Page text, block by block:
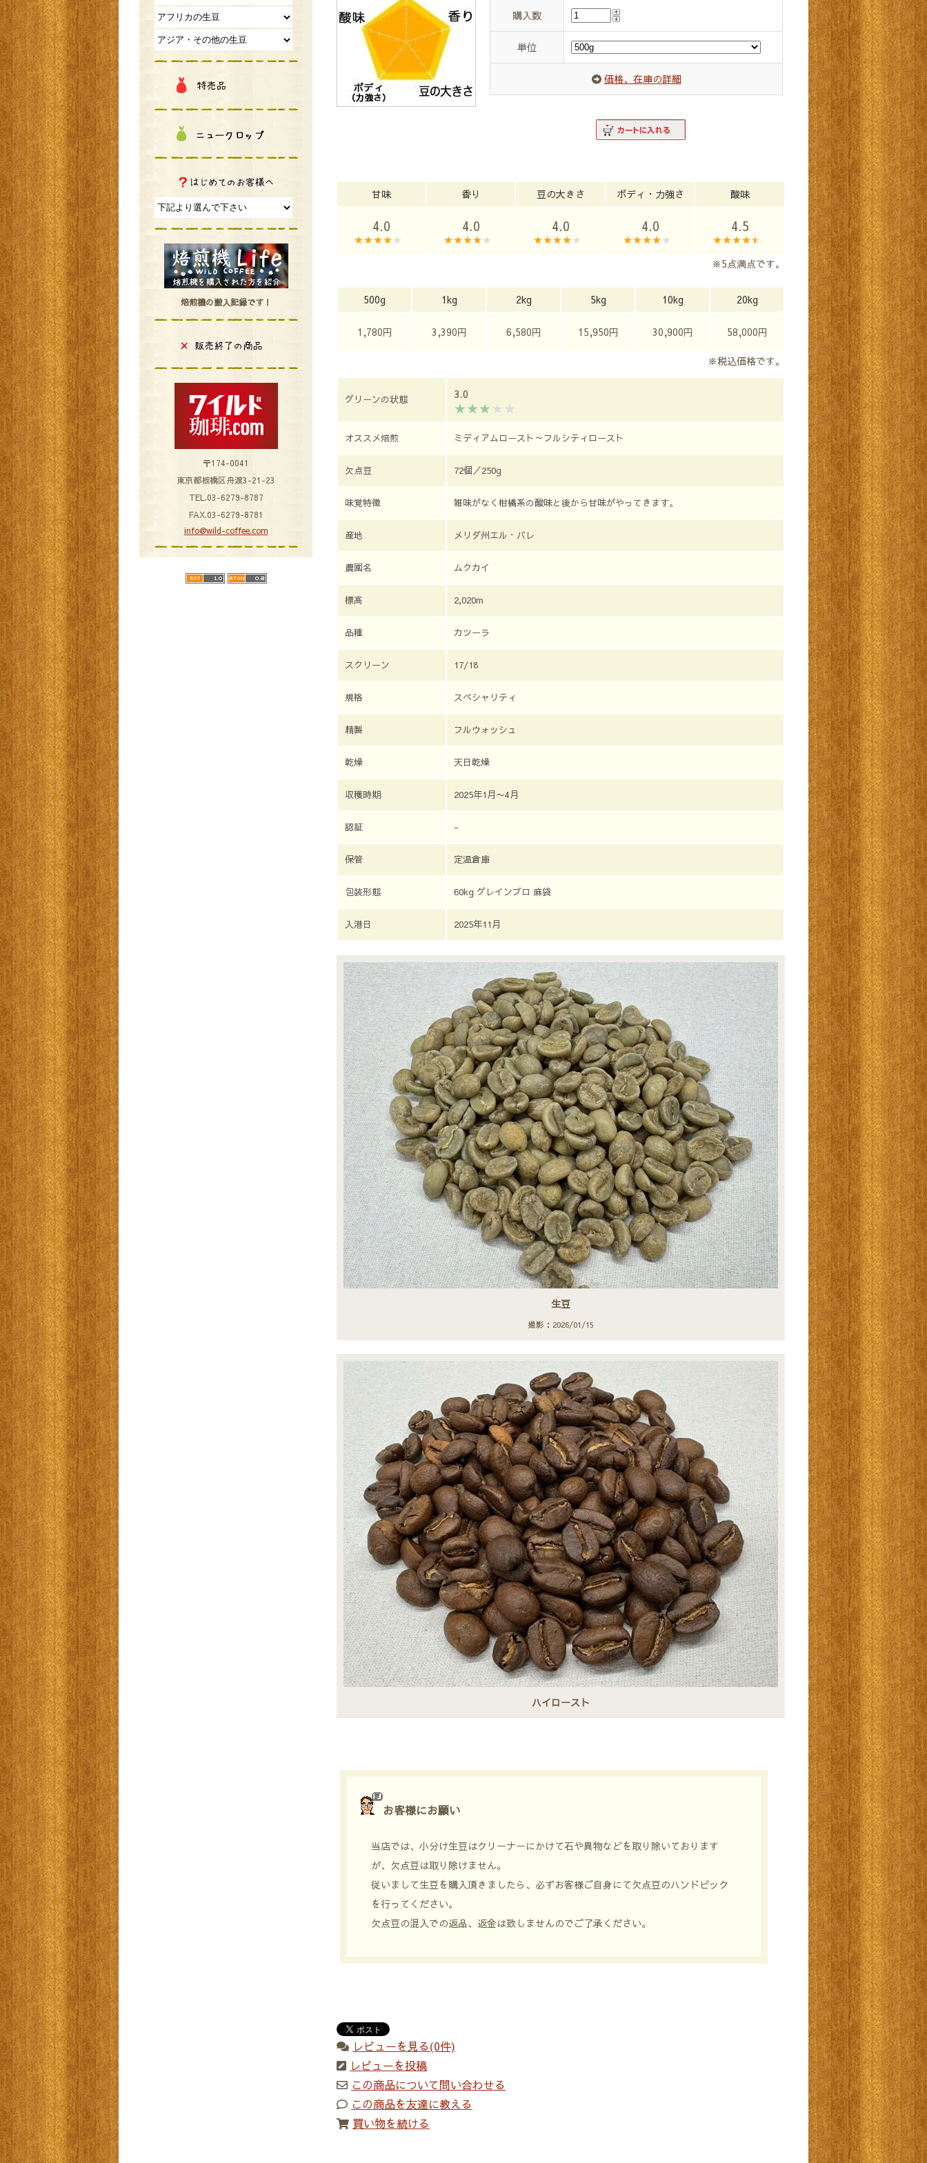
焙煎機の搬入記録です！
〒174-0041
東京都板橋区舟渡3-21-23
TEL.03-6279-8787
FAX.03-6279-8781
info@wild-coffee.com
購入数
単位
価格、在庫の詳細
甘味 香り 豆の大きさ ボディ・力強さ 酸味
※5点満点です。
4.0 4.0 4.0 4.0 4.5
500g 1kg 2kg 5kg 10kg 20kg
※税込価格です。
1,780円 3,390円 6,580円 15,950円 30,900円 58,000円
グリーンの状態 3.0
オススメ焙煎 ミディアムロースト～フルシティロースト
欠点豆 72個／250g
味覚特徴 雑味がなく柑橘系の酸味と後から甘味がやってきます。
産地 メリダ州エル・バレ
農園名 ムクカイ
標高 2,020m
品種 カツーラ
スクリーン 17/18
規格 スペシャリティ
精製 フルウォッシュ
乾燥 天日乾燥
収穫時期 2025年1月〜4月
認証 -
保管 定温倉庫
包装形態 60kg グレインプロ 麻袋
入港日 2025年11月
生豆
撮影：2026/01/15
ハイロースト
お客様にお願い
当店では、小分け生豆はクリーナーにかけて石や異物などを取り除いております
が、欠点豆は取り除けません。
従いまして生豆を購入頂きましたら、必ずお客様ご自身にて欠点豆のハンドピック
を行ってください。
欠点豆の混入での返品、返金は致しませんのでご了承ください。
レビューを見る(0件)
レビューを投稿
この商品について問い合わせる
この商品を友達に教える
買い物を続ける